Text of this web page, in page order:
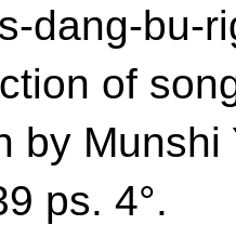
dang-bu-
of
by
ps. 4°.